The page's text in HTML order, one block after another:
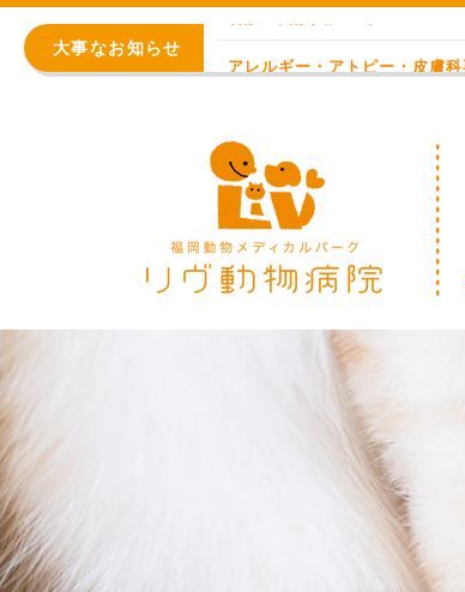
大事なお知らせ
WEB予約始まりました！
※重要※ 価格改定のお知らせ
初診 問診入力フォーム
WEB予約始まりました！
※重要※ 価格改定のお知らせ